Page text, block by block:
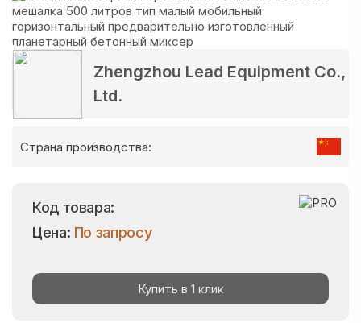
Zhengzhou Lead Equipment Co.,
Ltd.
Страна производства:
Код товара:
Цена: По запросу
Купить в 1 клик